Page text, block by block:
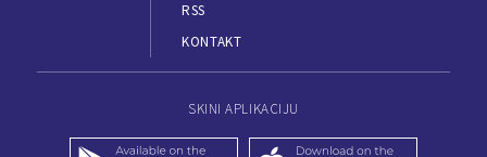
RSS
KONTAKT
SKINI APLIKACIJU